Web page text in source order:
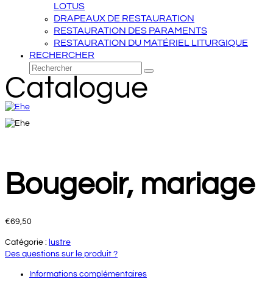
LOTUS
DRAPEAUX DE RESTAURATION
RESTAURATION DES PARAMENTS
RESTAURATION DU MATÉRIEL LITURGIQUE
RECHERCHER
Rechercher
Envoyer
Catalogue
Bougeoir, mariage
€69,50
Catégorie : lustre
Des questions sur le produit ?
Informations complémentaires